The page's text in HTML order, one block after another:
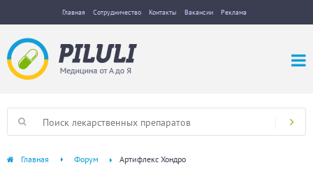
Главная Сотрудничество Контакты Вакансии Реклама
Главная Форум Артифлекс Хондро